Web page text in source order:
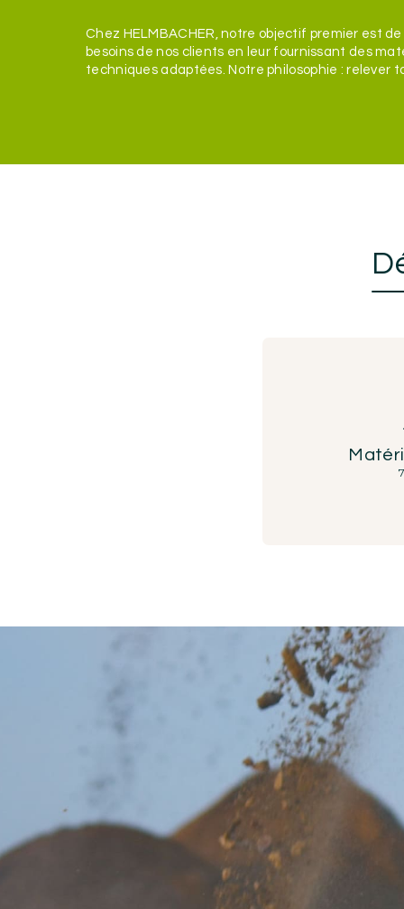
Chez HELMBACHER, notre objectif premier est
besoins de nos clients en leur fournissant des
techniques adaptées. Notre philosophie : relever